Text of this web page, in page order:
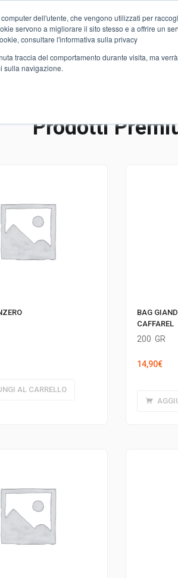
dell'utente, che vengono utilizzati per
servono a migliorare il sito stesso e a offrire un
consultare l'informativa sulla privacy
traccia del comportamento durante visita, ma
sulla navigazione.
siamo Servizi Spesa online Carta
Prodotti
AL CARRELLO
BAG
CAFFAREL
200 GR
14,90€